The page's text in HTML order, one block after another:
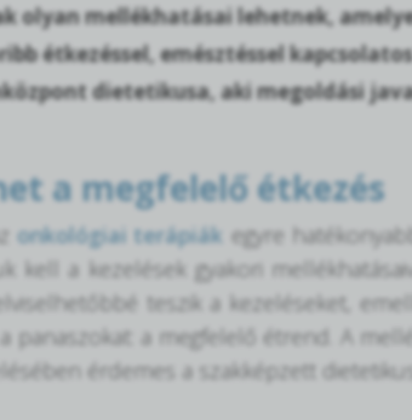
olyan mellékhatásai lehetnek,
étkezéssel, emésztéssel
dietetikusa, aki megoldási
a megfelelő étkezés
onkológiai terápiák egyre
kell a kezelések gyakori
teszik a kezeléseket,
panaszokat: a megfelelő étrend. A
érdemes a szakképzett